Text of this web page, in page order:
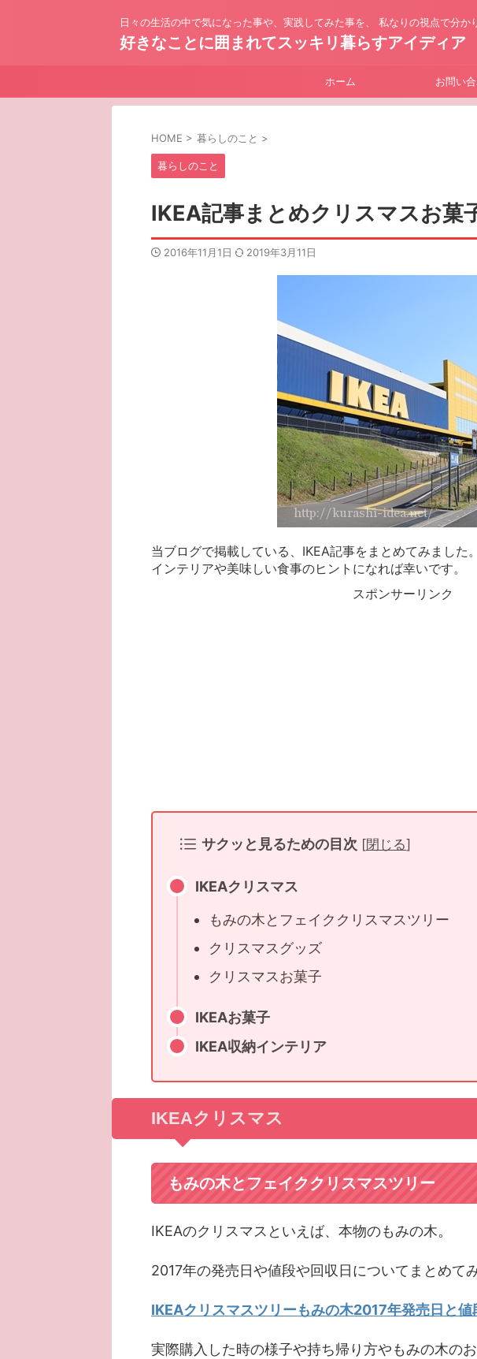
日々の生活の中で気になった事や、実践してみた事を、 私なりの視点で分
好きなことに囲まれてスッキリ暮らすアイディア
ホーム お問い
HOME > 暮らしのこと >
暮らしのこと
IKEA記事まとめクリスマスお菓
2016年11月1日 2019年3月11日
当ブログで掲載している、IKEA記事をまとめてみました。
インテリアや美味しい食事のヒントになれば幸いです。
スポンサーリンク
サクッと見るための目次 [閉じる]
IKEAクリスマス
もみの木とフェイククリスマスツリー
クリスマスグッズ
クリスマスお菓子
IKEAお菓子
IKEA収納インテリア
IKEAクリスマス
もみの木とフェイククリスマスツリー
IKEAのクリスマスといえば、本物のもみの木。
2017年の発売日や値段や回収日についてまとめて
IKEAクリスマスツリーもみの木2017年発売日と値
実際購入した時の様子や持ち帰り方やもみの木の